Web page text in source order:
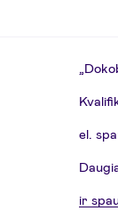
el.
ir